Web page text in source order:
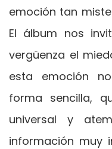
emoción tan
El álbum nos
vergüenza el
esta emoción
forma sencilla,
universal y
información muy